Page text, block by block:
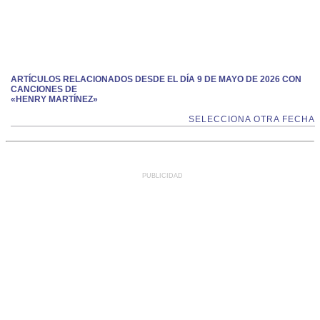
ARTÍCULOS RELACIONADOS DESDE EL DÍA 9 DE MAYO DE 2026 CON
CANCIONES DE
«HENRY MARTÍNEZ»
SELECCIONA OTRA FECHA
PUBLICIDAD